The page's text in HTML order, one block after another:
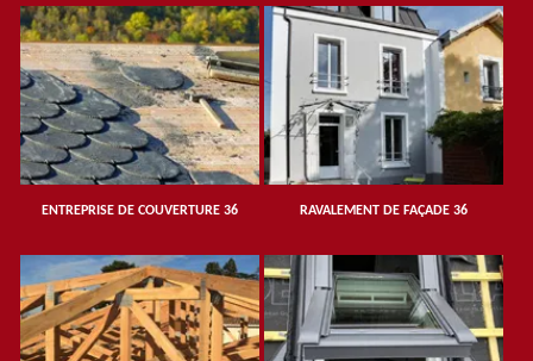
ENTREPRISE DE COUVERTURE 36 RAVALEMENT DE FAÇADE 36